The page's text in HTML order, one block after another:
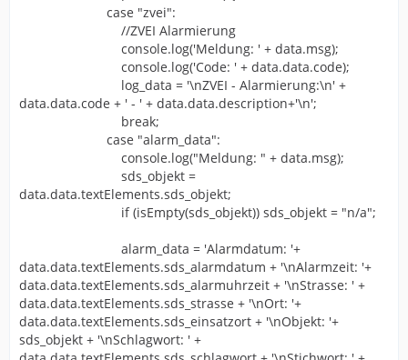
case "zvei":
//ZVEI Alarmierung
console.log('Meldung: ' + data.msg);
console.log('Code: ' + data.data.code);
log_data = '\nZVEI - Alarmierung:\n' +
data.data.code + ' - ' + data.data.description+'\n';
break;
case "alarm_data":
console.log("Meldung: " + data.msg);
sds_objekt =
data.data.textElements.sds_objekt;
if (isEmpty(sds_objekt)) sds_objekt = "n/a";
alarm_data = 'Alarmdatum: '+
data.data.textElements.sds_alarmdatum + '\nAlarmzeit: '+
data.data.textElements.sds_alarmuhrzeit + '\nStrasse: ' +
data.data.textElements.sds_strasse + '\nOrt: '+
data.data.textElements.sds_einsatzort + '\nObjekt: '+
sds_objekt + '\nSchlagwort: ' +